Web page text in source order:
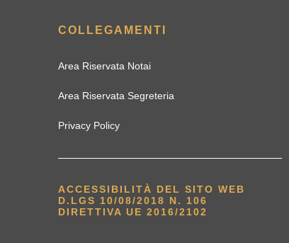
COLLEGAMENTI
Area Riservata Notai
Area Riservata Segreteria
Privacy Policy
ACCESSIBILITÀ DEL SITO WEB
D.LGS 10/08/2018 N. 106
DIRETTIVA UE 2016/2102